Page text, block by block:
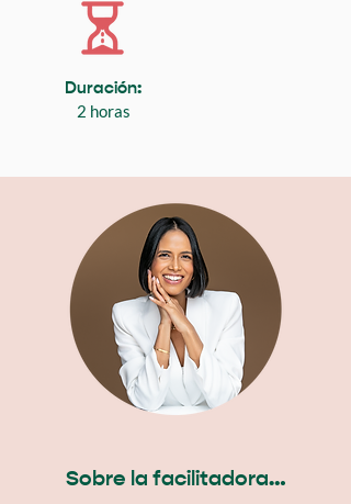
Duración:
2 horas
Sobre la facilitadora…